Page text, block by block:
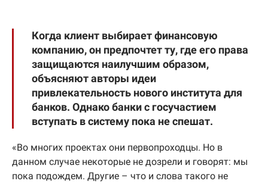
Когда клиент выбирает финансовую
компанию, он предпочтет ту, где его права
защищаются наилучшим образом,
объясняют авторы идеи
привлекательность нового института для
банков. Однако банки с госучастием
вступать в систему пока не спешат.
«Во многих проектах они первопроходцы. Но в
данном случае некоторые не дозрели и говорят: мы
пока подождем. Другие – что и слова такого не